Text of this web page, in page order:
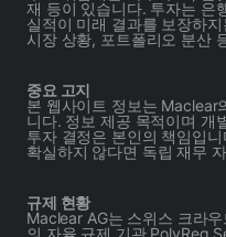
재 등이 있습니다. 투자는 은
실적이 미래 결과를 보장하
시장 상황, 포트폴리오 분산
중요 고지
본 웹사이트 정보는 Maclear
니다. 정보 제공 목적이며 개
투자 결정은 본인의 책임입
확실하지 않다면 독립 재무
규제 현황
Maclear AG는 스위스 크라
의 자율 규제 기관 PolyReg